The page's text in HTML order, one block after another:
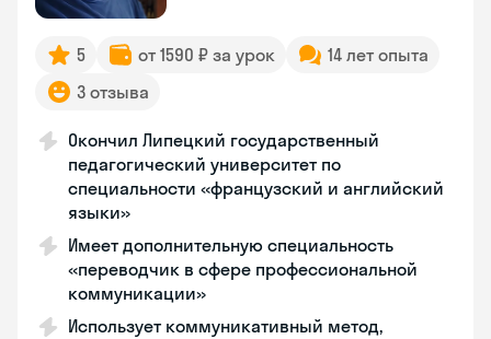
5 от 1590 ₽ за урок
14 лет опыта
3 отзыва
Окончил Липецкий государственный
педагогический университет по
специальности «французский и английский
языки»
Имеет дополнительную специальность
«переводчик в сфере профессиональной
коммуникации»
Использует коммуникативный метод,